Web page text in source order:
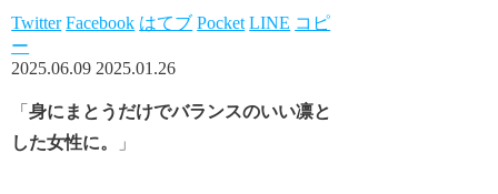
Twitter Facebook はてブ Pocket LINE コピ
ー
2025.06.09 2025.01.26
「身にまとうだけでバランスのいい凛と
した女性に。
」